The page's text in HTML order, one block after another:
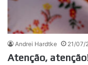
Andrei Hardtke 21/07/
Atenção,